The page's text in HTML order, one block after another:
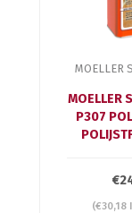
MOELLER
MOELLER
P307
(€30,18